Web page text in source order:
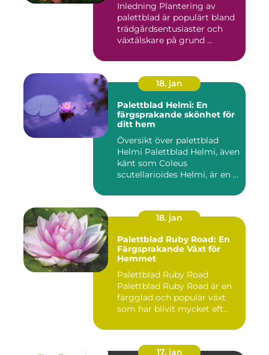
Inledning Plantering av
palettblad är populärt bland
trädgårdsentusiaster och
växtälskare på grund ...
18. jan
Palettblad Helmi: En
färgsprakande skönhet för
ditt hem
Översikt över palettblad
Helmi Palettblad Helmi, även
känt som Coleus
scutellarioides Helmi, är en ...
18. jan
Palettblad Ruby Road: En
Färgsprakande Växt för
Hemmet
Palettblad Ruby Road
Palettblad Ruby Road är en
färgglad och populär växt
som har blivit mycket eft...
17. jan